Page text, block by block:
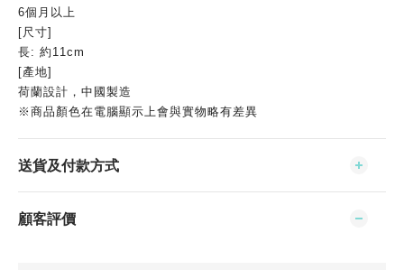
6個月以上
[尺寸]
長: 約11cm
[產地]
荷蘭設計，中國製造
※商品顏色在電腦顯示上會與實物略有差異
送貨及付款方式
顧客評價